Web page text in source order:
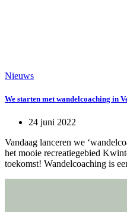
Nieuws
We starten met wandelcoaching in
24 juni 2022
Vandaag lanceren we
het mooie recreatiegebied
toekomst! Wandelcoaching is